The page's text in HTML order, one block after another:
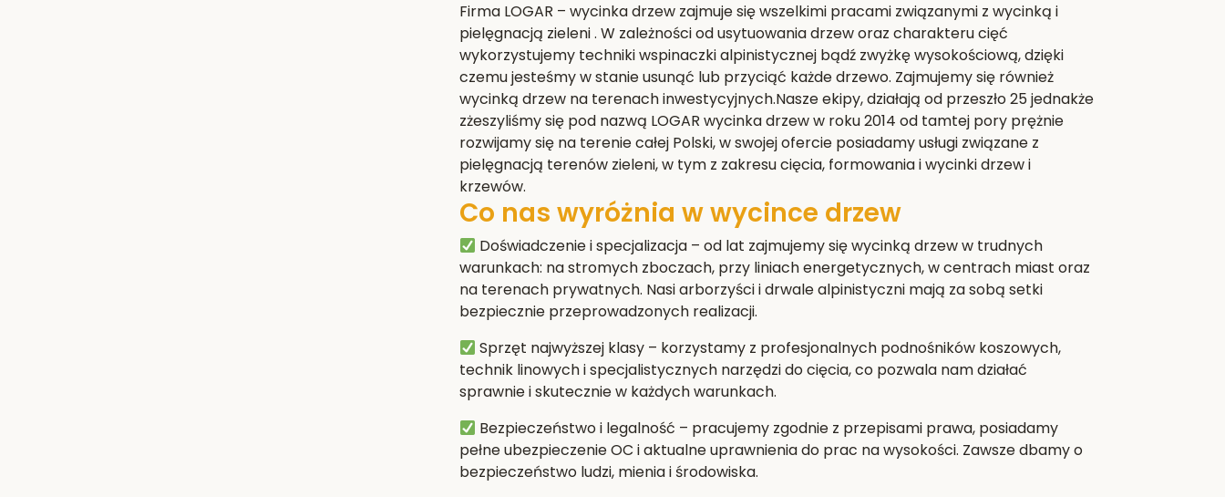
Firma LOGAR – wycinka drzew zajmuje się wszelkimi pracami związanymi z wycinką i
pielęgnacją zieleni . W zależności od usytuowania drzew oraz charakteru cięć
wykorzystujemy techniki wspinaczki alpinistycznej bądź zwyżkę wysokościową, dzięki
czemu jesteśmy w stanie usunąć lub przyciąć każde drzewo. Zajmujemy się również
wycinką drzew na terenach inwestycyjnych.Nasze ekipy, działają od przeszło 25 jednakże
zżeszyliśmy się pod nazwą LOGAR wycinka drzew w roku 2014 od tamtej pory prężnie
rozwijamy się na terenie całej Polski, w swojej ofercie posiadamy usługi związane z
pielęgnacją terenów zieleni, w tym z zakresu cięcia, formowania i wycinki drzew i
krzewów.
Co nas wyróżnia w wycince drzew
Doświadczenie i specjalizacja – od lat zajmujemy się wycinką drzew w trudnych
warunkach: na stromych zboczach, przy liniach energetycznych, w centrach miast oraz
na terenach prywatnych. Nasi arborzyści i drwale alpinistyczni mają za sobą setki
bezpiecznie przeprowadzonych realizacji.
Sprzęt najwyższej klasy – korzystamy z profesjonalnych podnośników koszowych,
technik linowych i specjalistycznych narzędzi do cięcia, co pozwala nam działać
sprawnie i skutecznie w każdych warunkach.
Bezpieczeństwo i legalność – pracujemy zgodnie z przepisami prawa, posiadamy
pełne ubezpieczenie OC i aktualne uprawnienia do prac na wysokości. Zawsze dbamy o
bezpieczeństwo ludzi, mienia i środowiska.